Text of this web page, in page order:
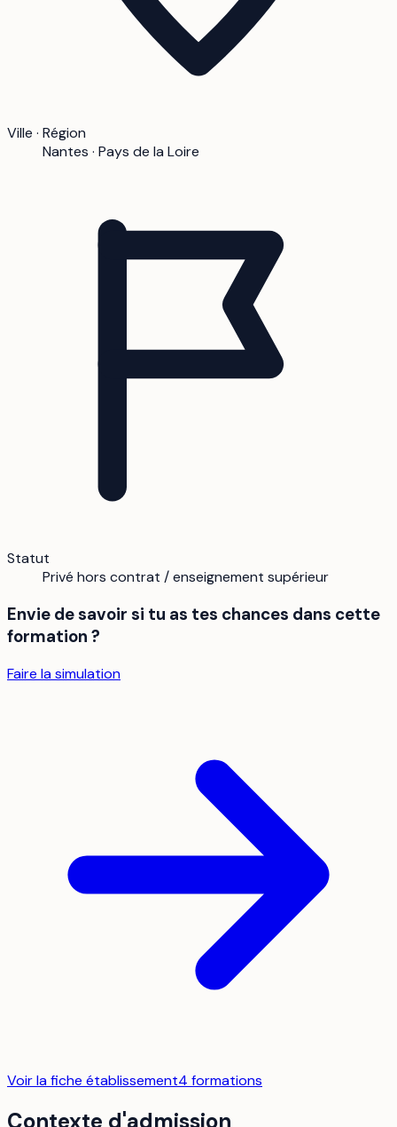
Ville · Région
Nantes · Pays de la Loire
Statut
Privé hors contrat / enseignement supérieur
Envie de savoir si tu as tes chances dans cette
formation ?
Faire la simulation
Voir la fiche établissement4 formations
Contexte d'admission